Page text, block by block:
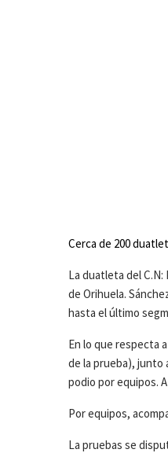
Cerca de 200
La duatleta del C.N:
de Orihuela.
hasta el último
En lo que respecta
de la prueba), junto
podio por equipos.
Por equipos,
La pruebas se